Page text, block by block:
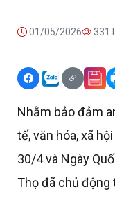
01/05/2026 331
Nhằm bảo đảm
tế, văn hóa, xã
30/4 và Ngày
Thọ đã chủ động